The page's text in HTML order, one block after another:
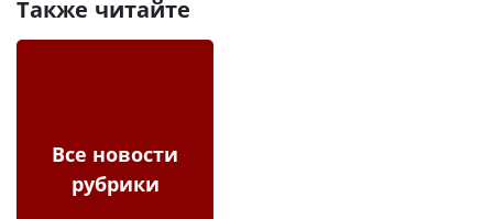
Также читайте
Все новости
рубрики